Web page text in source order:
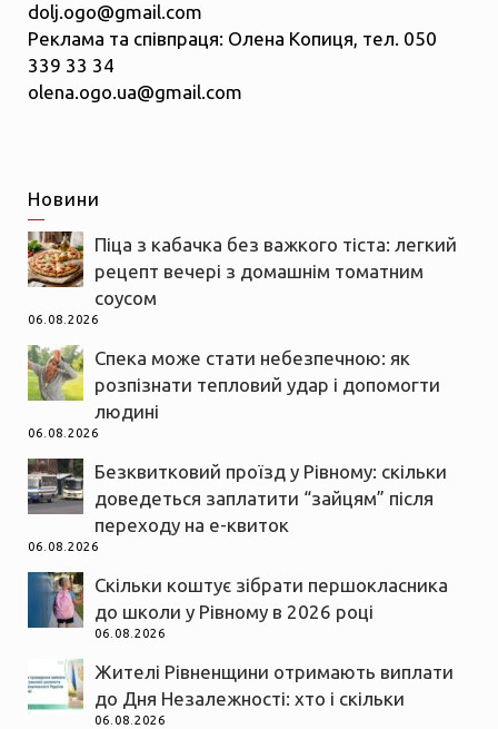
dolj.ogo@gmail.com
Реклама та співпраця: Олена Копиця, тел. 050
339 33 34
olena.ogo.ua@gmail.com
Новини
Піца з кабачка без важкого тіста: легкий
рецепт вечері з домашнім томатним
соусом
06.08.2026
Спека може стати небезпечною: як
розпізнати тепловий удар і допомогти
людині
06.08.2026
Безквитковий проїзд у Рівному: скільки
доведеться заплатити “зайцям” після
переходу на е-квиток
06.08.2026
Скільки коштує зібрати першокласника
до школи у Рівному в 2026 році
06.08.2026
Жителі Рівненщини отримають виплати
до Дня Незалежності: хто і скільки
06.08.2026